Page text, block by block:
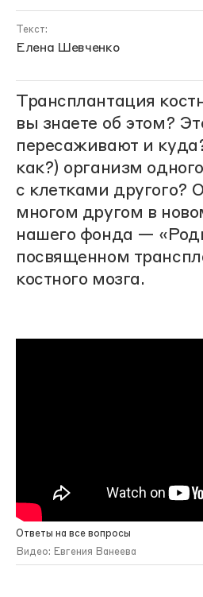
Текст:
Елена Шевченко
Трансплантация
вы знаете об этом?
пересаживают и
как?) организм
с клетками другого?
многом другом в
нашего фонда —
посвященном
костного мозга.
Ответы на все вопросы
Видео: Евгения Ванеева